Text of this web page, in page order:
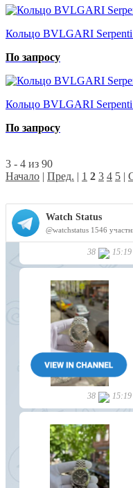
Кольцо BVLGARI
По запросу
Кольцо BVLGARI
По запросу
3 - 4 из 90
Начало | Пред. | 1 2 3 4 5 |